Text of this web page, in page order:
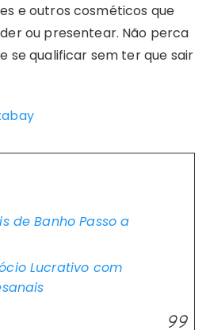
e outros cosméticos que
ou presentear. Não perca
se qualificar sem ter que sair
de Banho Passo a
Lucrativo com